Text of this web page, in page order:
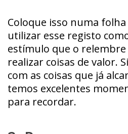
Coloque isso numa
utilizar esse registo
estímulo que o relembre
realizar coisas de valor.
com as coisas que já
temos excelentes
para recordar.